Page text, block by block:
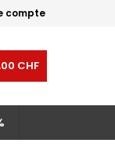
compte
CHF